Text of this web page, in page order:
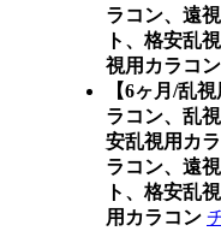
ラコン、遠
ト、格安乱
視用カラコン
【6ヶ月/乱
ラコン、乱
安乱視用カ
ラコン、遠
ト、格安乱
用カラコン